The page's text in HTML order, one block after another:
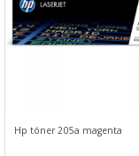
Hp tóner 205a magenta